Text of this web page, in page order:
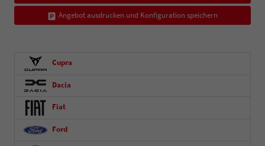
Angebot ausdrucken und Konfiguration speichern
Cupra
Dacia
Fiat
Ford